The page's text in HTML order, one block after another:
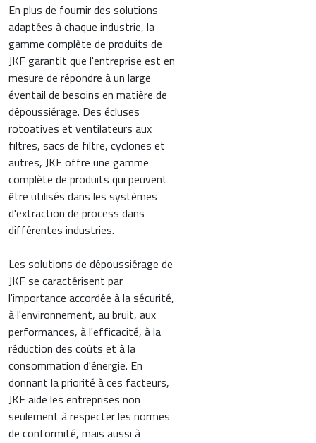
En plus de fournir des solutions
adaptées à chaque industrie, la
gamme complète de produits de
JKF garantit que l'entreprise est en
mesure de répondre à un large
éventail de besoins en matière de
dépoussiérage. Des écluses
rotoatives et ventilateurs aux
filtres, sacs de filtre, cyclones et
autres, JKF offre une gamme
complète de produits qui peuvent
être utilisés dans les systèmes
d'extraction de process dans
différentes industries.
Les solutions de dépoussiérage de
JKF se caractérisent par
l'importance accordée à la sécurité,
à l'environnement, au bruit, aux
performances, à l'efficacité, à la
réduction des coûts et à la
consommation d'énergie. En
donnant la priorité à ces facteurs,
JKF aide les entreprises non
seulement à respecter les normes
de conformité, mais aussi à